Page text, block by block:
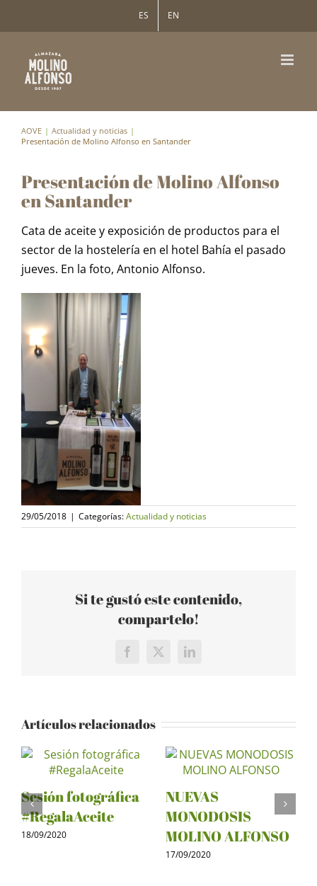
ES EN
AOVE
Actualidad y noticias
Presentación de Molino Alfonso en Santander
Presentación de Molino Alfonso
en Santander
Cata de aceite y exposición de productos para el
sector de la hostelería en el hotel Bahía el pasado
jueves. En la foto, Antonio Alfonso.
29/05/2018 | Categorías:Actualidad y noticias
Si te gustó este contenido,
compartelo!
Facebook
X LinkedIn
Artículos relacionados
Sesión fotográfica
#RegalaAceite
18/09/2020
NUEVAS
MONODOSIS
MOLINO ALFONSO
17/09/2020